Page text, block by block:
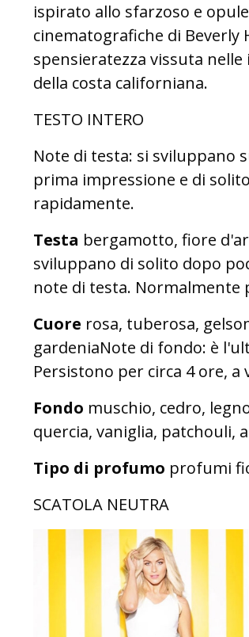
ispirato allo sfarzoso e
cinematografiche di Beverly
spensieratezza vissuta
della costa californiana.
TESTO INTERO
Note di testa: si sviluppano
prima impressione e di
rapidamente.
Testa bergamotto, fiore
sviluppano di solito dopo
note di testa. Normalmente
Cuore rosa, tuberosa,
gardeniaNote di fondo: è
Persistono per circa 4 ore,
Fondo muschio, cedro,
quercia, vaniglia, patchouli,
Tipo di profumo profumi
SCATOLA NEUTRA